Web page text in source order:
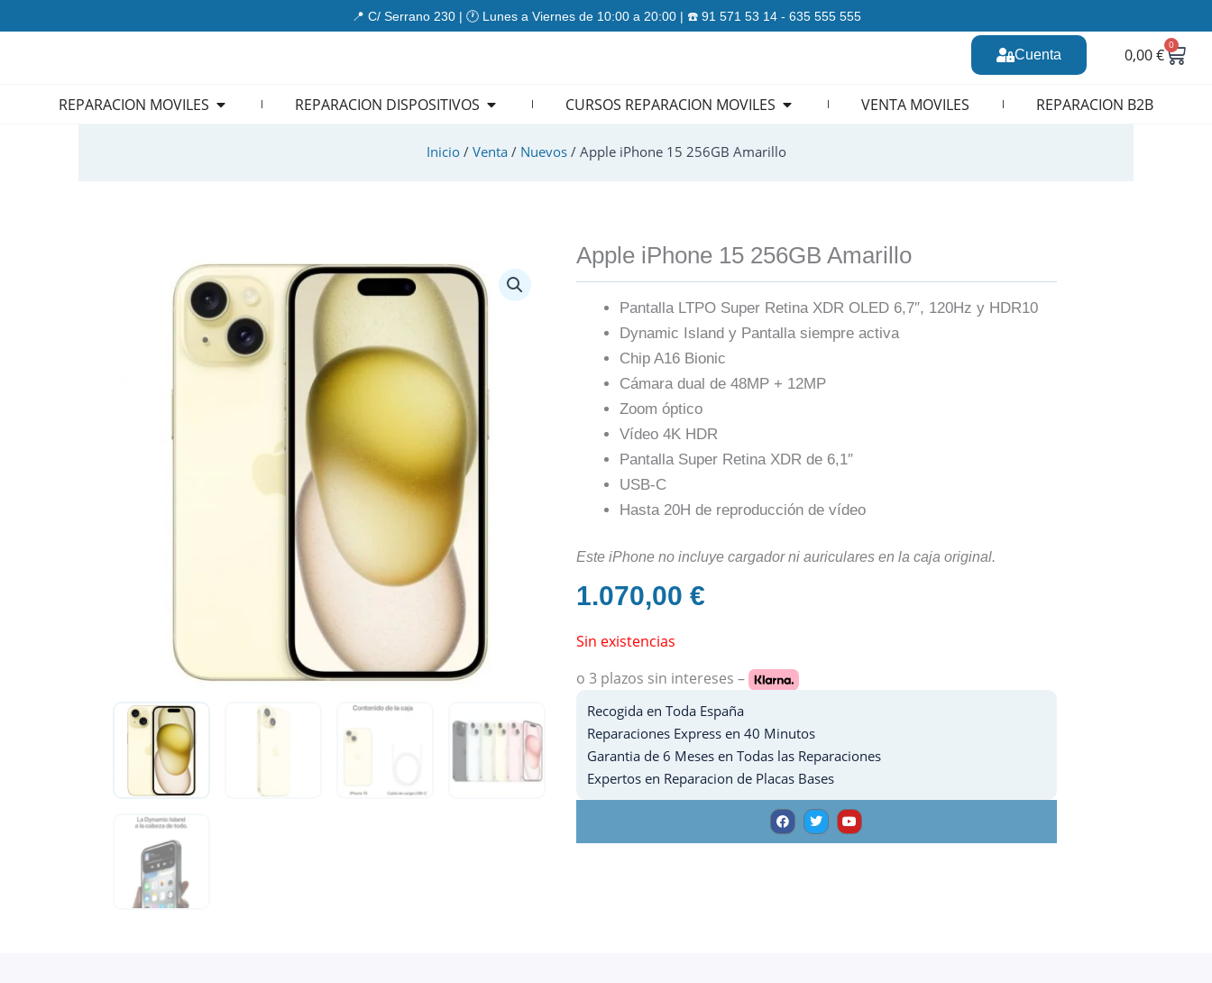
al
📍 C/ Serrano 230 | 🕐 Lunes a Viernes de 10:00 a 20:00 | ☎️ 91 571 53 14 - 635 555 555
Cuenta 0,00€
0
REPARACION MOVILES Open REPARACION MOVILES
REPARACION DISPOSITIVOS Open REPARACION DISPOSITIVOS
CURSOS REPARACION MOVILES Open CURSOS REPARACION MOVILES
VENTA MOVILES REPARACION B2B
Inicio/ Venta/ Nuevos/ Apple iPhone 15 256GB Amarillo
Apple iPhone 15 256GB Amarillo
Pantalla LTPO Super Retina XDR OLED 6,7″, 120Hz y HDR10
Dynamic Island y Pantalla siempre activa
Chip A16 Bionic
Cámara dual de 48MP + 12MP
Zoom óptico
Vídeo 4K HDR
Pantalla Super Retina XDR de 6,1″
USB-C
Hasta 20H de reproducción de vídeo
Este iPhone no incluye cargador ni auriculares en la caja original.
1.070,00 €
Sin existencias
o 3 plazos sin intereses –
Recogida en Toda España
Reparaciones Express en 40 Minutos
Garantia de 6 Meses en Todas las Reparaciones
Expertos en Reparacion de Placas Bases
F
a
c
e
T
w
i
t
Y
o
u
t